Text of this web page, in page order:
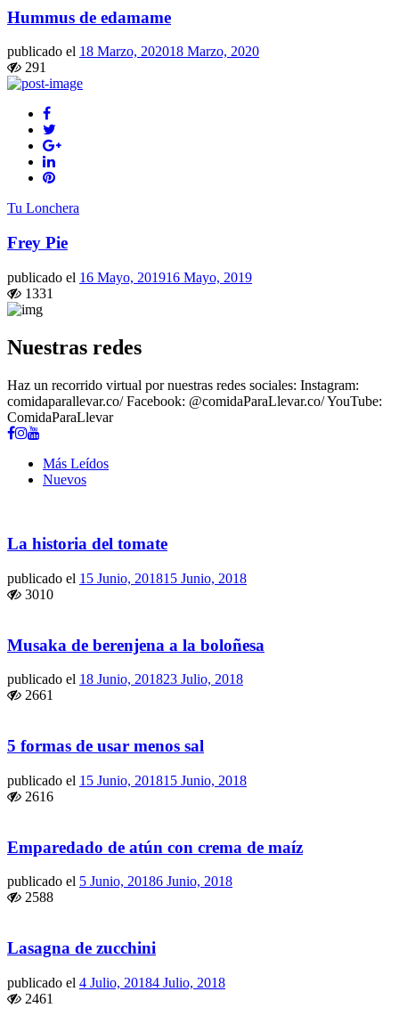
Hummus de edamame
publicado el 18 Marzo, 202018 Marzo, 2020
291
Tu Lonchera
Frey Pie
publicado el 16 Mayo, 201916 Mayo, 2019
1331
Nuestras redes
Haz un recorrido virtual por nuestras redes sociales: Instagram:
comidaparallevar.co/ Facebook: @comidaParaLlevar.co/ YouTube:
ComidaParaLlevar
Más Leídos
Nuevos
La historia del tomate
publicado el 15 Junio, 201815 Junio, 2018
3010
Musaka de berenjena a la boloñesa
publicado el 18 Junio, 201823 Julio, 2018
2661
5 formas de usar menos sal
publicado el 15 Junio, 201815 Junio, 2018
2616
Emparedado de atún con crema de maíz
publicado el 5 Junio, 20186 Junio, 2018
2588
Lasagna de zucchini
publicado el 4 Julio, 20184 Julio, 2018
2461